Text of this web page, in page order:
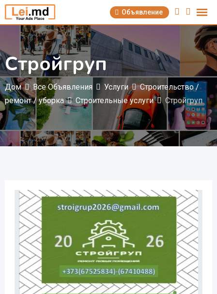
Перейти
содержимому
Объявление
Стройгруп
Дом Все Объявления Услуги
Строительство /
ремонт / уборка
Cтроительные услуги Стройгруп